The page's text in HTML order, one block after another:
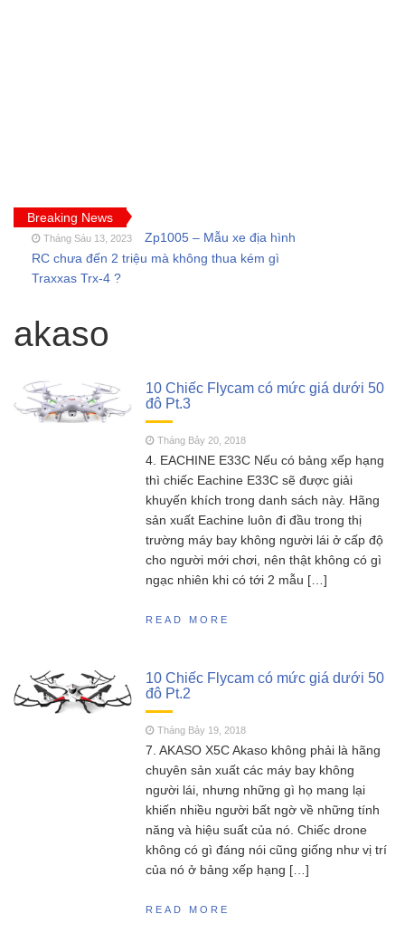
Breaking News
Tháng Sáu 13, 2023
Zp1005 – Mẫu xe địa hình
RC chưa đến 2 triệu mà không thua kém gì
Traxxas Trx-4 ?
thường gặp của tàu thuyền rc điều khiển từ xa
Feilun
FT011 có còn đáng mua khi SR65 đã quá bá
đạo?
Tháng Năm 13, 2023
SCY 16303 – Đúng nhận
sai cãi liệu có nên mua siêu phẩm xe drift
MJX Hyper go 16207 –
Siêu phẩm không đối thủ trong phân khúc 2
Đồ chơi RC HOBBY –
Chia sẻ kinh nghiệm toàn tập cho người mới
chơi mô hình điều khiển từ xa!
akaso
10 Chiếc Flycam có mức giá dưới 50
đô Pt.3
Tháng Bảy 20, 2018
4. EACHINE E33C Nếu có bảng xếp hạng
thì chiếc Eachine E33C sẽ được giải
khuyến khích trong danh sách này. Hãng
sản xuất Eachine luôn đi đầu trong thị
trường máy bay không người lái ở cấp độ
cho người mới chơi, nên thật không có gì
ngạc nhiên khi có tới 2 mẫu […]
READ MORE
10 Chiếc Flycam có mức giá dưới 50
đô Pt.2
Tháng Bảy 19, 2018
7. AKASO X5C Akaso không phải là hãng
chuyên sản xuất các máy bay không
người lái, nhưng những gì họ mang lại
khiến nhiều người bất ngờ về những tính
năng và hiệu suất của nó. Chiếc drone
không có gì đáng nói cũng giống như vị trí
của nó ở bảng xếp hạng […]
READ MORE